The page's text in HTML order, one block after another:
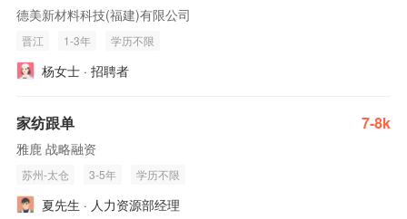
德美新材料科技(福建)有限公司
晋江 1-3年 学历不限
杨女士 · 招聘者
家纺跟单 7-8k
雅鹿 战略融资
苏州-太仓 3-5年 学历不限
夏先生 · 人力资源部经理